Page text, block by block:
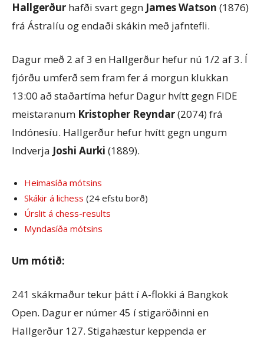
Hallgerður hafði svart gegn James Watson (1876)
frá Ástralíu og endaði skákin með jafntefli.
Dagur með 2 af 3 en Hallgerður hefur nú 1/2 af 3. Í
fjórðu umferð sem fram fer á morgun klukkan
13:00 að staðartíma hefur Dagur hvítt gegn FIDE
meistaranum Kristopher Reyndar(2074) frá
Indónesíu. Hallgerður hefur hvítt gegn ungum
Indverja Joshi Aurki (1889).
Heimasíða mótsins
Skákir á lichess (24 efstu borð)
Úrslit á chess-results
Myndasíða mótsins
Um mótið:
241 skákmaður tekur þátt í A-flokki á Bangkok
Open. Dagur er númer 45 í stigaröðinni en
Hallgerður 127. Stigahæstur keppenda er